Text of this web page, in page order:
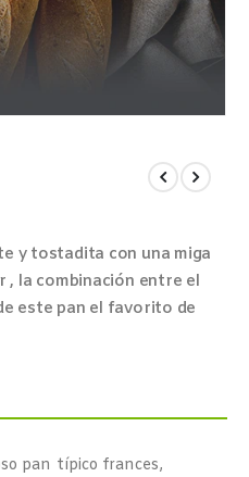
y tostadita con una miga
, la combinación entre el
este pan el favorito de
pan típico frances,